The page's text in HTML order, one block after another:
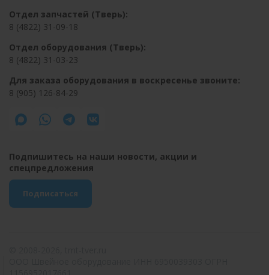
Отдел запчастей (Тверь):
8 (4822) 31-09-18
Отдел оборудования (Тверь):
8 (4822) 31-03-23
Для заказа оборудования в воскресенье звоните:
8 (905) 126-84-29
Подпишитесь на наши новости, акции и
спецпредложения
Подписаться